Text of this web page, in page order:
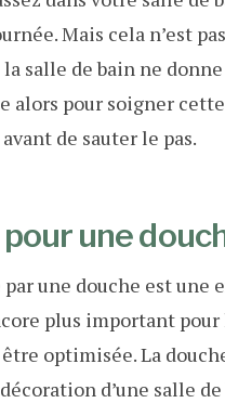
Mais cela n’est
salle de bain ne
alors pour soigner
de sauter le pas.
une
une douche est
plus important
optimisée. La
d’une salle